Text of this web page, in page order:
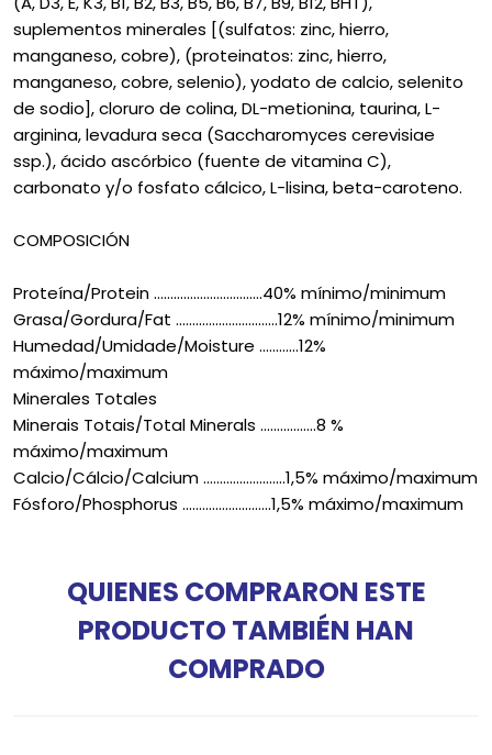
suplementos minerales [(sulfatos: zinc, hierro,
manganeso, cobre), (proteinatos: zinc, hierro,
manganeso, cobre, selenio), yodato de calcio, selenito
de sodio], cloruro de colina, DL-metionina, taurina, L-
arginina, levadura seca (Saccharomyces cerevisiae
ssp.), ácido ascórbico (fuente de vitamina C),
carbonato y/o fosfato cálcico, L-lisina, beta-caroteno.
COMPOSICIÓN
Proteína/Protein .................................40% mínimo/minimum
Grasa/Gordura/Fat ...............................12% mínimo/minimum
Humedad/Umidade/Moisture ............12%
máximo/maximum
Minerales Totales
Minerais Totais/Total Minerals .................8 %
máximo/maximum
Calcio/Cálcio/Calcium .........................1,5% máximo/maximum
Fósforo/Phosphorus ...........................1,5% máximo/maximum
QUIENES COMPRARON ESTE
PRODUCTO TAMBIÉN HAN
COMPRADO